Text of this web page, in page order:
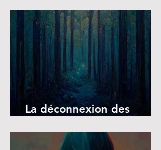
La déconnexion des